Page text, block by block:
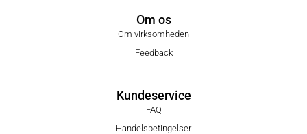
Om os
Om virksomheden
Feedback
Kundeservice
FAQ
Handelsbetingelser